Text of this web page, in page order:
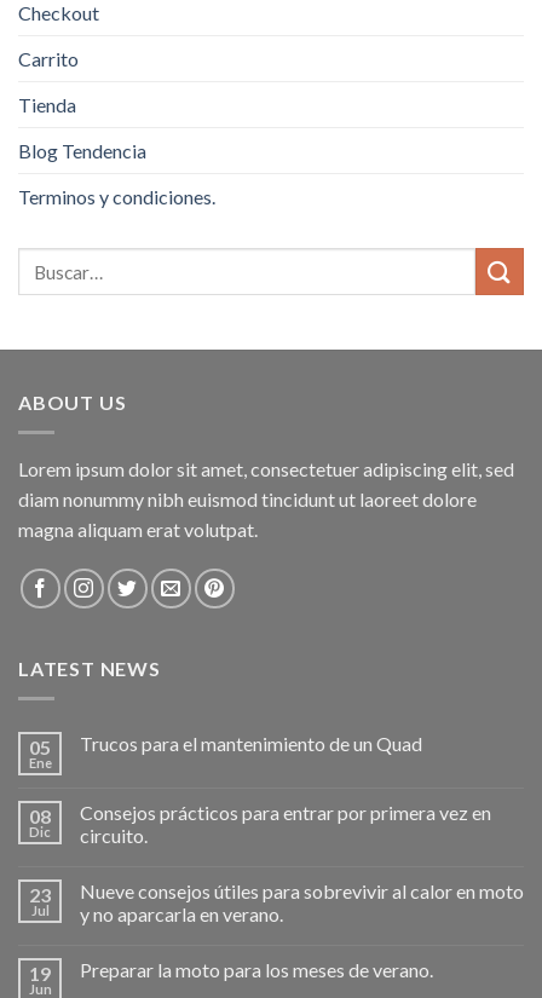
Checkout
Carrito
Tienda
Blog Tendencia
Terminos y condiciones.
ABOUT US
Lorem ipsum dolor sit amet, consectetuer adipiscing elit, sed
diam nonummy nibh euismod tincidunt ut laoreet dolore
magna aliquam erat volutpat.
LATEST NEWS
05
Ene
Trucos para el mantenimiento de un Quad
08
Dic
Consejos prácticos para entrar por primera vez en
circuito.
23
Jul
Nueve consejos útiles para sobrevivir al calor en moto
y no aparcarla en verano.
19
Jun
Preparar la moto para los meses de verano.